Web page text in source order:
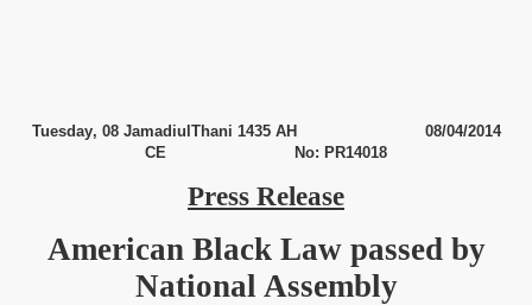
Tuesday, 08 JamadiulThani 1435 AH
08/04/2014
CE No: PR14018
Press Release
American Black Law passed by
National Assembly